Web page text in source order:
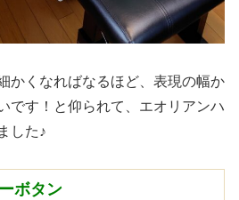
かくなればなるほど、表現の幅か
です！と仰られて、エオリアンハ
した♪
ボタン